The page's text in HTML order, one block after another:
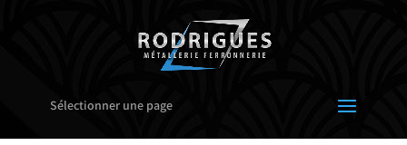
Sélectionner une page